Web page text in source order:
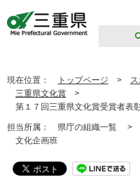
現在位置： トップページ >
三重県文化賞 >
第１７回三重県文化賞受賞者表
担当所属： 県庁の組織一覧 >
文化企画班